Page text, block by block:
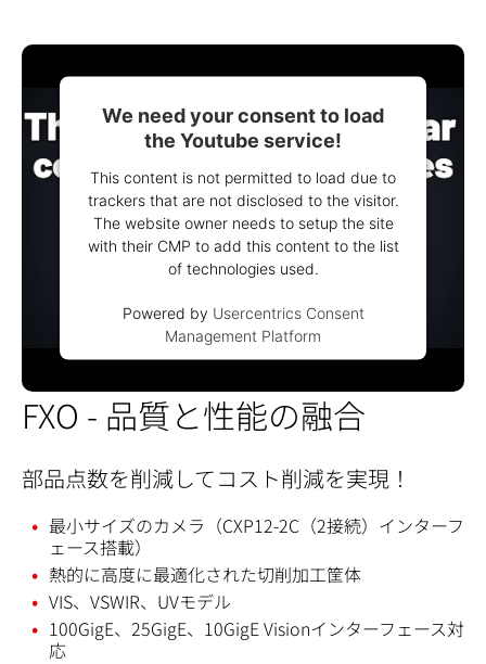
We need your consent to load
the Youtube service!
This content is not permitted to load due to
trackers that are not disclosed to the visitor.
The website owner needs to setup the site
with their CMP to add this content to the list
of technologies used.
Powered by Usercentrics Consent
Management Platform
FXO - 品質と性能の融合
部品点数を削減してコスト削減を実現！
最小サイズのカメラ（CXP12-2C（2接続） インターフ
ェース搭載）
熱的に高度に最適化された切削加工筐体
VIS、VSWIR、UVモデル
100GigE、25GigE、10GigE Visionインターフェース対
応